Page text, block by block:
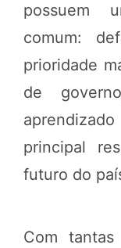
possuem
comum:
prioridade
de
principal
futuro do
Com